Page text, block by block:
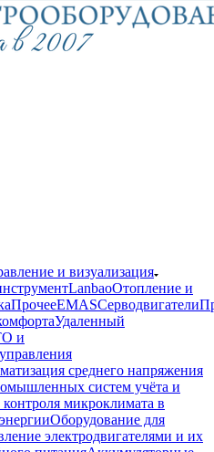
и визуализация
LanbaoОтопление и
ПрочееEMASCерводвигатели
Удаленный
и
среднего напряжения
систем учёта и
микроклимата в
Оборудование для
электродвигателями и их